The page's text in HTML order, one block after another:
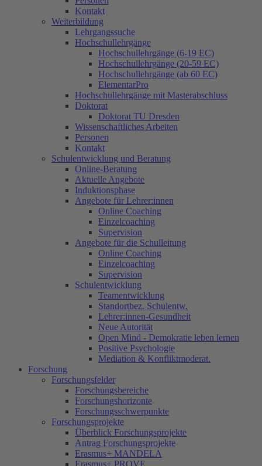
Kontakt
Weiterbildung
Lehrgangssuche
Hochschullehrgänge
Hochschullehrgänge (6-19 EC)
Hochschullehrgänge (20-59 EC)
Hochschullehrgänge (ab 60 EC)
ElementarPro
Hochschullehrgänge mit Masterabschluss
Doktorat
Doktorat TU Dresden
Wissenschaftliches Arbeiten
Personen
Kontakt
Schulentwicklung und Beratung
Online-Beratung
Aktuelle Angebote
Induktionsphase
Angebote für Lehrer:innen
Online Coaching
Einzelcoaching
Supervision
Angebote für die Schulleitung
Online Coaching
Einzelcoaching
Supervision
Schulentwicklung
Teamentwicklung
Standortbez. Schulentw.
Lehrer:innen-Gesundheit
Neue Autorität
Open Mind - Demokratie leben lernen
Positive Psychologie
Mediation & Konfliktmoderat.
Forschung
Forschungsfelder
Forschungsbereiche
Forschungshorizonte
Forschungsschwerpunkte
Forschungsprojekte
Überblick Forschungsprojekte
Antrag Forschungsprojekte
Erasmus+ MANDELA
Erasmus+ PROVE